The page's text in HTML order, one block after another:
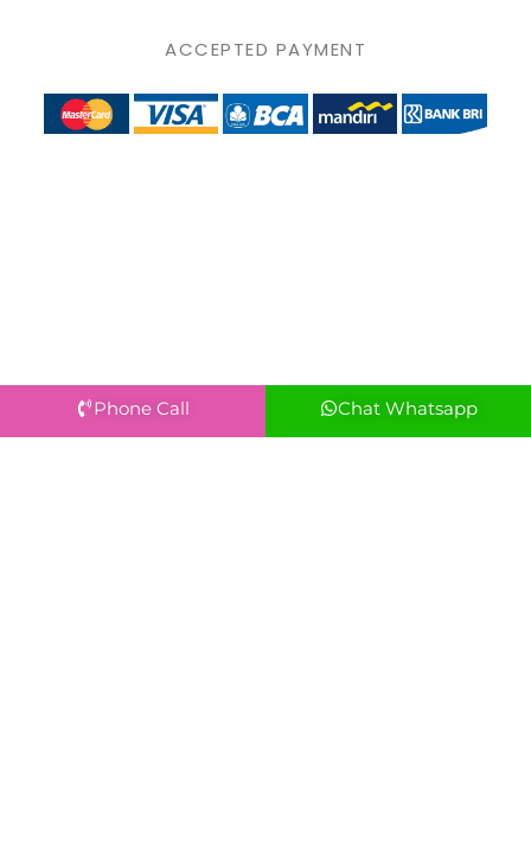
ACCEPTED PAYMENT
Phone Call Chat Whatsapp